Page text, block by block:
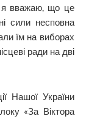
я вважаю, що це
сили несповна
їм на виборах
ради на дві
Нашої України
«За Віктора